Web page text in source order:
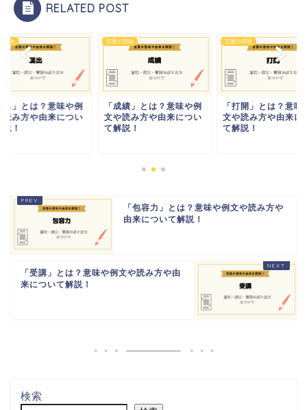
RELATED POST
意味
出」とは？意味や例
読み方や由来につい
！
言葉の意味
「成績」とは？意味や例
文や読み方や由来につい
て解説！
言葉の意味
「打開」とは？意味
文や読み方や由来に
て解説！
「包容力」とは？意味や例文や読み方や
由来について解説！
「受講」とは？意味や例文や読み方や由
来について解説！
検索